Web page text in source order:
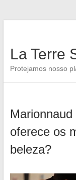
La Terre
Protejamos nosso
oferece os
beleza?